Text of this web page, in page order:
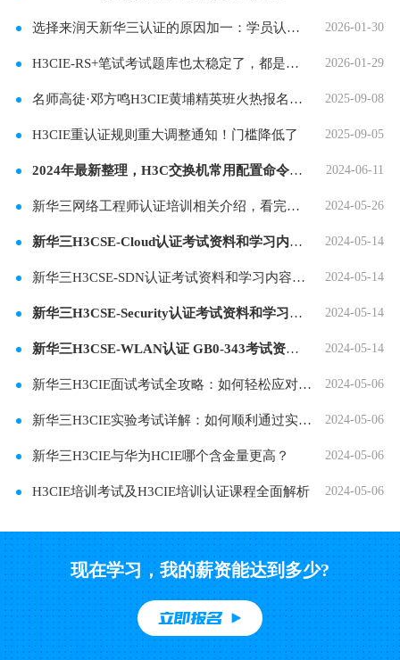
选择来润天新华三认证的原因加一：学员认可的 2026-01-30
H3CIE-RS+笔试考试题库也太稳定了，都是高分过！ 2026-01-29
名师高徒·邓方鸣H3CIE黄埔精英班火热报名中，就 2025-09-08
H3CIE重认证规则重大调整通知！门槛降低了 2025-09-05
2024年最新整理，H3C交换机常用配置命令大全合集 2024-06-11
新华三网络工程师认证培训相关介绍，看完你就 2024-05-26
新华三H3CSE-Cloud认证考试资料和学习内容分享 2024-05-14
新华三H3CSE-SDN认证考试资料和学习内容分享 2024-05-14
新华三H3CSE-Security认证考试资料和学习内容分享 2024-05-14
新华三H3CSE-WLAN认证 GB0-343考试资料和学习内容分 2024-05-14
新华三H3CIE面试考试全攻略：如何轻松应对专业挑 2024-05-06
新华三H3CIE实验考试详解：如何顺利通过实操考验 2024-05-06
新华三H3CIE与华为HCIE哪个含金量更高？ 2024-05-06
H3CIE培训考试及H3CIE培训认证课程全面解析 2024-05-06
现在学习，我的薪资能达到多少?
立即报名